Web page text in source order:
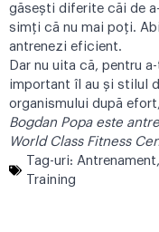
găseşti diferite căi de
simţi că nu mai poţi.
antrenezi eficient.
Dar nu uita că, pentru
important îl au şi stilul
organismului după
Bogdan Popaeste
World Class Fitness
Tag-uri: Antrenament,
Training